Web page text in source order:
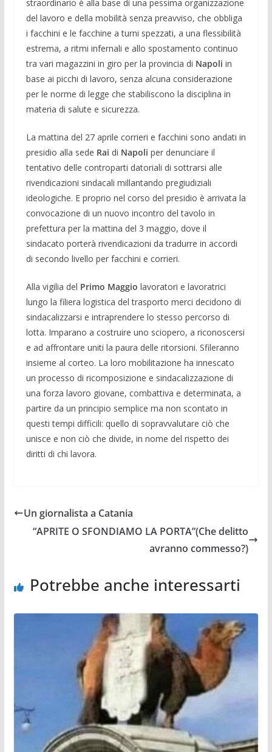
straordinario è alla base di una pessima organizzazione
del lavoro e della mobilità senza preavviso, che obbliga
i facchini e le facchine a turni spezzati, a una flessibilità
estrema, a ritmi infernali e allo spostamento continuo
tra vari magazzini in giro per la provincia di Napoli in
base ai picchi di lavoro, senza alcuna considerazione
per le norme di legge che stabiliscono la disciplina in
materia di salute e sicurezza.
La mattina del 27 aprile corrieri e facchini sono andati in
presidio alla sede Rai di Napoli per denunciare il
tentativo delle controparti datoriali di sottrarsi alle
rivendicazioni sindacali millantando pregiudiziali
ideologiche. E proprio nel corso del presidio è arrivata la
convocazione di un nuovo incontro del tavolo in
prefettura per la mattina del 3 maggio, dove il
sindacato porterà rivendicazioni da tradurre in accordi
di secondo livello per facchini e corrieri.
Alla vigilia del Primo Maggio lavoratori e lavoratrici
lungo la filiera logistica del trasporto merci decidono di
sindacalizzarsi e intraprendere lo stesso percorso di
lotta. Imparano a costruire uno sciopero, a riconoscersi
e ad affrontare uniti la paura delle ritorsioni. Sfileranno
insieme al corteo. La loro mobilitazione ha innescato
un processo di ricomposizione e sindacalizzazione di
una forza lavoro giovane, combattiva e determinata, a
partire da un principio semplice ma non scontato in
questi tempi difficili: quello di sopravvalutare ciò che
unisce e non ciò che divide, in nome del rispetto dei
diritti di chi lavora.
Un giornalista a Catania
“APRITE O SFONDIAMO LA PORTA”(Che delitto
avranno commesso?)
Potrebbe anche interessarti